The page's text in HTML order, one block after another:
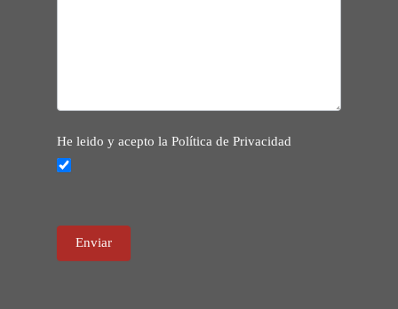
He leido y acepto la Política de Privacidad
Enviar